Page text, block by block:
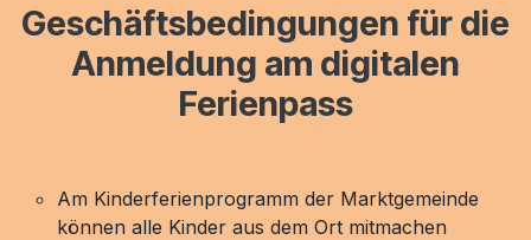
Geschäftsbedingungen für die
Anmeldung am digitalen
Ferienpass
Am Kinderferienprogramm der Marktgemeinde
können alle Kinder aus dem Ort mitmachen